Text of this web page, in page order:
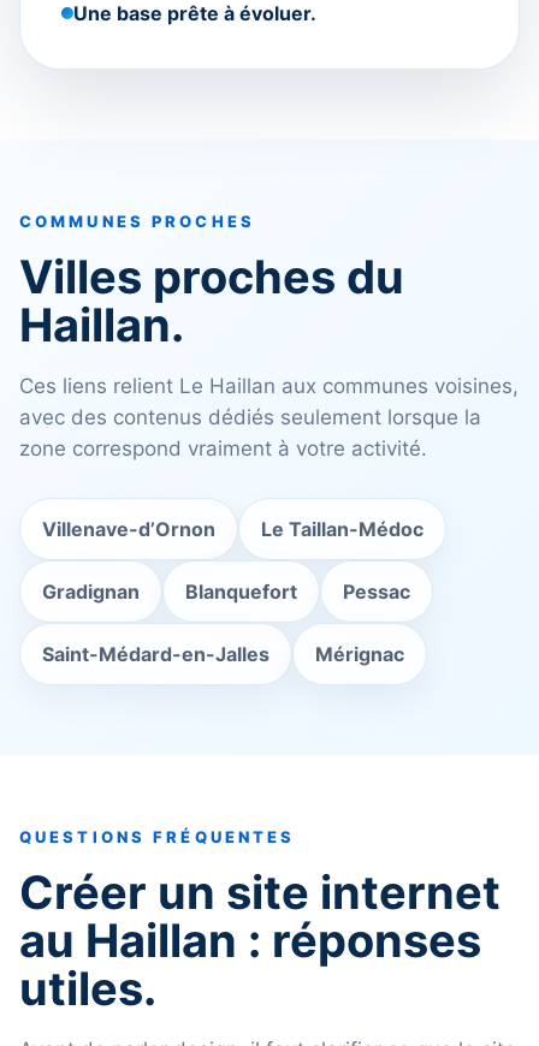
Une base prête à évoluer.
COMMUNES PROCHES
Villes proches du
Haillan.
Ces liens relient Le Haillan aux communes voisines,
avec des contenus dédiés seulement lorsque la
zone correspond vraiment à votre activité.
Villenave-d’Ornon Le Taillan-Médoc
Gradignan Blanquefort Pessac
Saint-Médard-en-Jalles Mérignac
QUESTIONS FRÉQUENTES
Créer un site internet
au Haillan : réponses
utiles.